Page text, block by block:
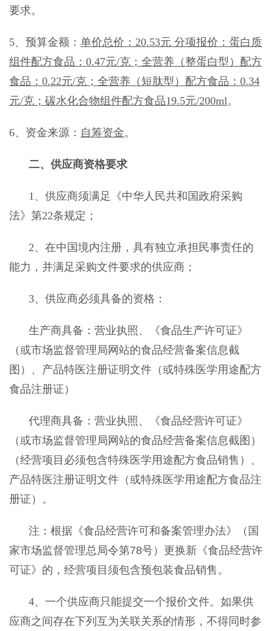
要求。
5、预算金额 ： 单价总价： 20.53元 分项报价： 蛋白质
组件配方食品： 0.47元/克；全营养（整蛋白型）配方
食品：0.22元/克；全营养（短肽型）配方食品：0.34
元/克；碳水化合物组件配方食品19.5元/200ml。
6、资金来源： 自筹资金。
二、供应商资格要求
1、 供应商须满足《中华人民共和国政府采购
法》第22条规定；
2、在中国境内注册，具有独立承担民事责任的
能力，并满足采购文件要求的供应商；
3、 供应商必须具备的资格：
生产商具备：营业执照、《食品生产许可证》
（或市场监督管理局网站的食品经营备案信息截
图）、产品特医注册证明文件（或特殊医学用途配方
食品注册证）
代理商具备：营业执照、《食品经营许可证》
（或市场监督管理局网站的食品经营备案信息截图）
（经营项目必须包含特殊医学用途配方食品销售）、
产品特医注册证明文件（或特殊医学用途配方食品注
册证）。
注：根据《食品经营许可和备案管理办法》（国
家市场监督管理总局令第78号）更换新《食品经营许
可证》的，经营项目须包含预包装食品销售。
4、一个供应商只能提交一个报价文件。如果供
应商之间存在下列互为关联关系的情形，不得同时参